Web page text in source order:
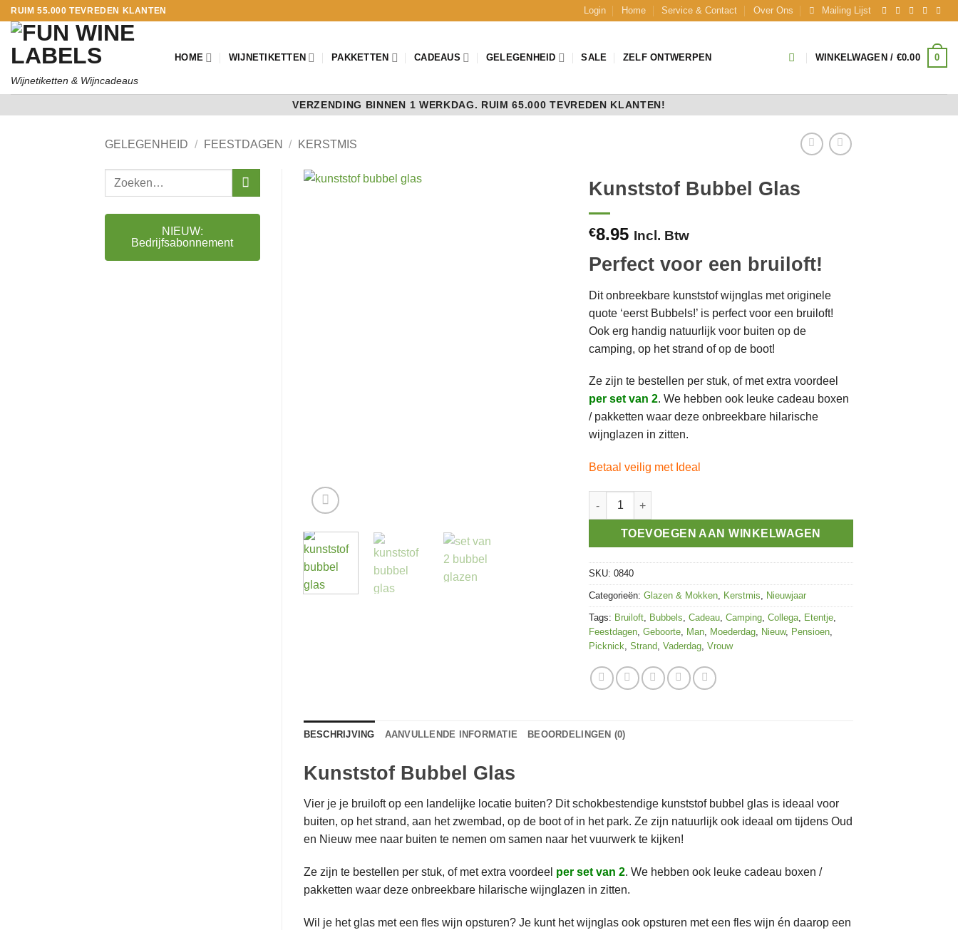
Ga
naar
inhoud
RUIM 55.000 TEVREDEN KLANTEN Login Home Service & Contact Over Ons Mailing Lijst
Wijnetiketten & Wijncadeaus
HOME WIJNETIKETTEN PAKKETTEN CADEAUS GELEGENHEID SALE ZELF ONTWERPEN WINKELWAGEN / €0.00 0
VERZENDING BINNEN 1 WERKDAG. RUIM 65.000 TEVREDEN KLANTEN!
GELEGENHEID / FEESTDAGEN / KERSTMIS
Zoeken
NIEUW:
Bedrijfsabonnement
Kunststof Bubbel Glas
€8.95 Incl. Btw
Perfect voor een bruiloft!
Dit onbreekbare kunststof wijnglas met originele
quote ‘eerst Bubbels!’ is perfect voor een bruiloft!
Ook erg handig natuurlijk voor buiten op de
camping, op het strand of op de boot!
Ze zijn te bestellen per stuk, of met extra voordeel
per set van 2. We hebben ook leuke cadeau boxen
/ pakketten waar deze onbreekbare hilarische
wijnglazen in zitten.
Betaal veilig met Ideal
Kunststof Bubbel Glas aantal
TOEVOEGEN AAN WINKELWAGEN
SKU:0840
Categorieën:Glazen & Mokken Kerstmis Nieuwjaar
Tags: Bruiloft Bubbels ,Cadeau ,Camping ,Collega Etentje
Feestdagen ,Geboorte Man Moederdag Nieuw, Pensioen
Picknick ,Strand ,Vaderdag ,Vrouw
BESCHRIJVING AANVULLENDE INFORMATIE BEOORDELINGEN (0)
Kunststof Bubbel Glas
Vier je je bruiloft op een landelijke locatie buiten? Dit schokbestendige kunststof bubbel glas is ideaal voor
buiten, op het strand, aan het zwembad, op de boot of in het park. Ze zijn natuurlijk ook ideaal om tijdens Oud
en Nieuw mee naar buiten te nemen om samen naar het vuurwerk te kijken!
Ze zijn te bestellen per stuk, of met extra voordeel per set van 2. We hebben ook leuke cadeau boxen /
pakketten waar deze onbreekbare hilarische wijnglazen in zitten.
Wil je het glas met een fles wijn opsturen? Je kunt het wijnglas ook opsturen met een fles wijn én daarop een